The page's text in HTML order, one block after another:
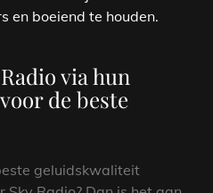
en boeiend te houden.
via hun
de beste
geluidskwaliteit